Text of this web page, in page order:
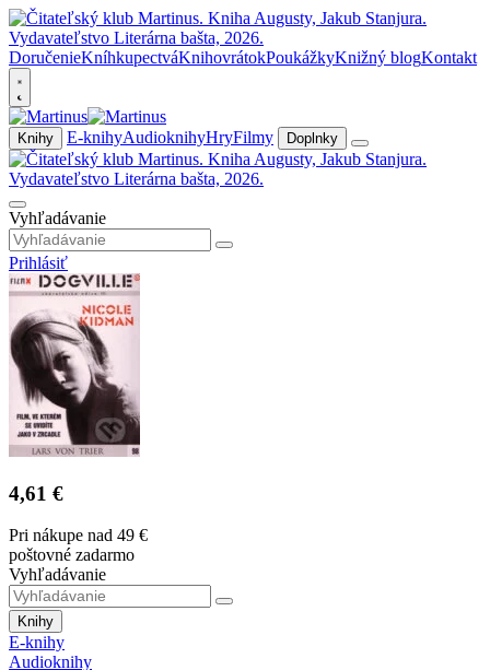
DoručenieKníhkupectváKnihovrátokPoukážkyKnižný blogKontakt
Knihy E-knihyAudioknihyHryFilmy Doplnky
Vyhľadávanie
Prihlásiť
4,61 €
Pri nákupe nad 49 €
poštovné zadarmo
Vyhľadávanie
Knihy
E-knihy
Audioknihy